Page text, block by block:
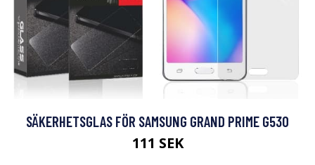
SÄKERHETSGLAS FÖR SAMSUNG GRAND PRIME G530
111 SEK